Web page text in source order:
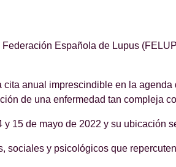
Española de Lupus
anual imprescindible en la
de una enfermedad tan compleja
15 de mayo de 2022 y su ubicación
y psicológicos que